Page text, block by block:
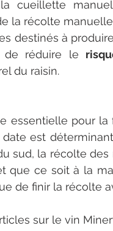
cueillette
la récolte
destinés à
de réduire le
du raisin.
essentielle pour la
est
sud, la récolte
que ce soit à la
de finir la récolte
sur le vin